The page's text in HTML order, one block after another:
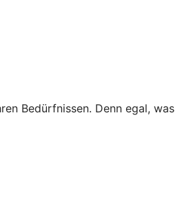
Bedürfnissen. Denn egal, was